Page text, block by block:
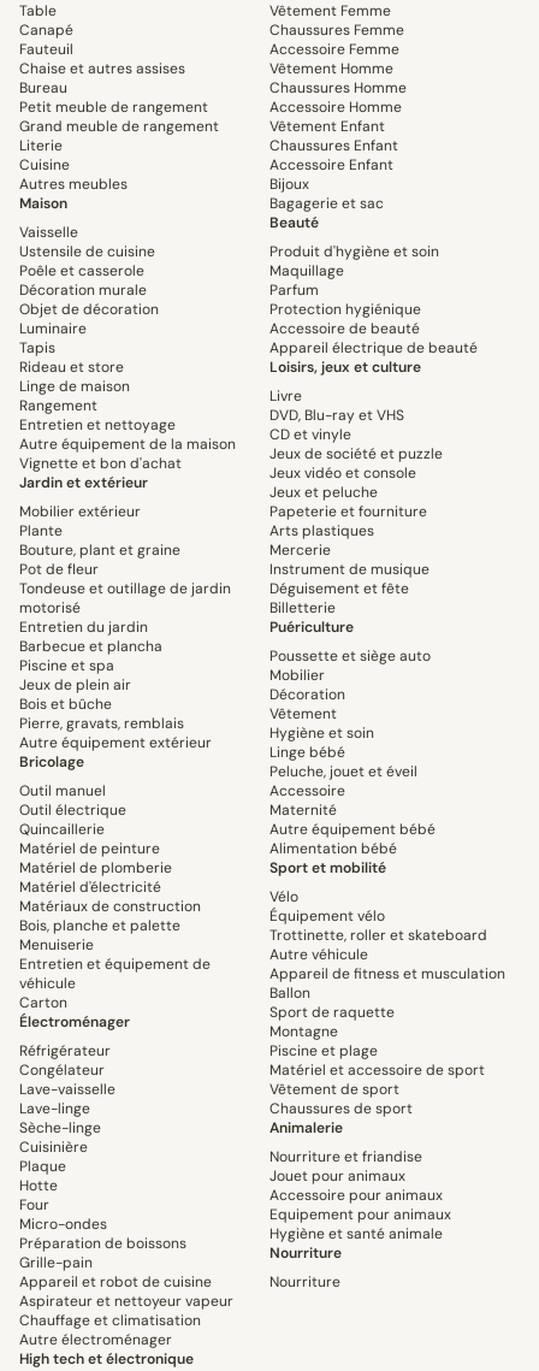
Table
Canapé
Fauteuil
Chaise et autres assises
Bureau
Petit meuble de rangement
Grand meuble de rangement
Literie
Cuisine
Autres meubles
Maison
Vaisselle
Ustensile de cuisine
Poêle et casserole
Décoration murale
Objet de décoration
Luminaire
Tapis
Rideau et store
Linge de maison
Rangement
Entretien et nettoyage
Autre équipement de la maison
Vignette et bon d'achat
Jardin et extérieur
Mobilier extérieur
Plante
Bouture, plant et graine
Pot de fleur
Tondeuse et outillage de jardin
motorisé
Entretien du jardin
Barbecue et plancha
Piscine et spa
Jeux de plein air
Bois et bûche
Pierre, gravats, remblais
Autre équipement extérieur
Bricolage
Outil manuel
Outil électrique
Quincaillerie
Matériel de peinture
Matériel de plomberie
Matériel d'électricité
Matériaux de construction
Bois, planche et palette
Menuiserie
Entretien et équipement de
véhicule
Carton
Électroménager
Réfrigérateur
Congélateur
Lave-vaisselle
Lave-linge
Sèche-linge
Cuisinière
Plaque
Hotte
Four
Micro-ondes
Préparation de boissons
Grille-pain
Appareil et robot de cuisine
Aspirateur et nettoyeur vapeur
Chauffage et climatisation
Autre électroménager
High tech et électronique
Vêtement Femme
Chaussures Femme
Accessoire Femme
Vêtement Homme
Chaussures Homme
Accessoire Homme
Vêtement Enfant
Chaussures Enfant
Accessoire Enfant
Bijoux
Bagagerie et sac
Beauté
Produit d'hygiène et soin
Maquillage
Parfum
Protection hygiénique
Accessoire de beauté
Appareil électrique de beauté
Loisirs, jeux et culture
Livre
DVD, Blu-ray et VHS
CD et vinyle
Jeux de société et puzzle
Jeux vidéo et console
Jeux et peluche
Papeterie et fourniture
Arts plastiques
Mercerie
Instrument de musique
Déguisement et fête
Billetterie
Puériculture
Poussette et siège auto
Mobilier
Décoration
Vêtement
Hygiène et soin
Linge bébé
Peluche, jouet et éveil
Accessoire
Maternité
Autre équipement bébé
Alimentation bébé
Sport et mobilité
Vélo
Équipement vélo
Trottinette, roller et skateboard
Autre véhicule
Appareil de fitness et musculation
Ballon
Sport de raquette
Montagne
Piscine et plage
Matériel et accessoire de sport
Vêtement de sport
Chaussures de sport
Animalerie
Nourriture et friandise
Jouet pour animaux
Accessoire pour animaux
Equipement pour animaux
Hygiène et santé animale
Nourriture
Nourriture